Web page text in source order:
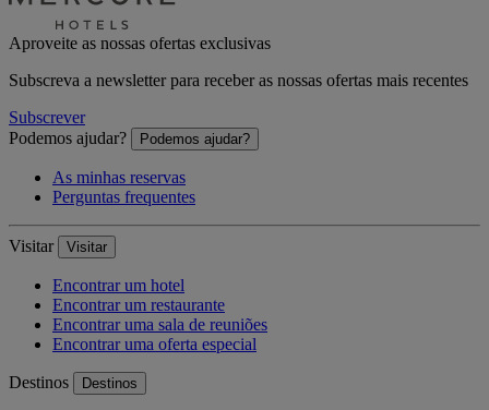
Aproveite as nossas ofertas exclusivas
Subscreva a newsletter para receber as nossas ofertas mais recentes
Subscrever
Podemos ajudar?
Podemos ajudar?
As minhas reservas
Perguntas frequentes
Visitar Visitar
Encontrar um hotel
Encontrar um restaurante
Encontrar uma sala de reuniões
Encontrar uma oferta especial
Destinos Destinos